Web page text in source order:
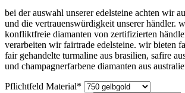
bei der auswahl unserer edelsteine achten wir
und die vertrauenswürdigkeit unserer händler.
konfliktfreie diamanten von zertifizierten
verarbeiten wir fairtrade edelsteine. wir bieten
fair gehandelte turmaline aus brasilien, safire
und champagnerfarbene diamanten aus
Pflichtfeld Material*